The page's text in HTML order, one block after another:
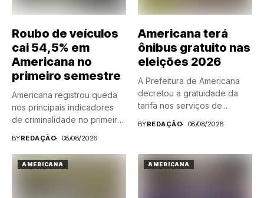
Roubo de veículos
cai 54,5% em
Americana no
primeiro semestre
Americana registrou queda
nos principais indicadores
de criminalidade no primeiro
BYREDAÇÃO 08/08/2026
Americana terá
ônibus gratuito nas
eleições 2026
A Prefeitura de Americana
decretou a gratuidade da
tarifa nos serviços de...
BYREDAÇÃO 08/08/2026
AMERICANA AMERICANA